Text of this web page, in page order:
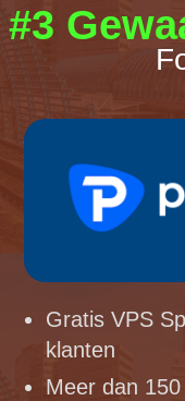
#3
Gratis VPS
klanten
Meer dan